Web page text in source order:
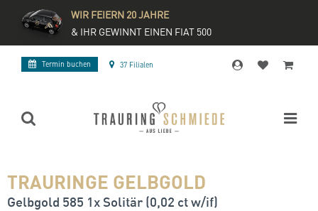
WIR FEIERN 20 JAHRE
& IHR GEWINNT EINEN FIAT 500
Termin buchen 37 Filialen
TRAURINGE GELBGOLD
Gelbgold 585 1x Solitär (0,02 ct w/if)